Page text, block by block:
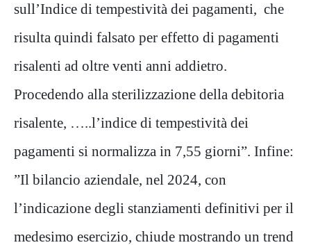
sull’Indice di tempestività dei pagamenti, che
risulta quindi falsato per effetto di pagamenti
risalenti ad oltre venti anni addietro.
Procedendo alla sterilizzazione della debitoria
risalente, …..l’indice di tempestività dei
pagamenti si normalizza in 7,55 giorni”. Infine:
”Il bilancio aziendale, nel 2024, con
l’indicazione degli stanziamenti definitivi per il
medesimo esercizio, chiude mostrando un trend